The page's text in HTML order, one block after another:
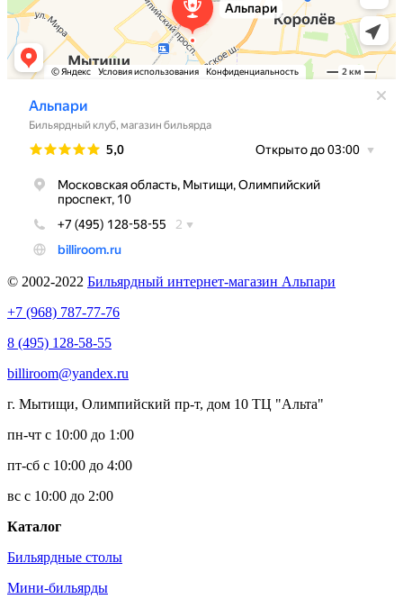
© 2002-2022 Бильярдный интернет-магазин Альпари
+7 (968) 787-77-76
8 (495) 128-58-55
billiroom@yandex.ru
г. Мытищи, Олимпийский пр-т, дом 10 ТЦ "Альта"
пн-чт с 10:00 до 1:00
пт-сб с 10:00 до 4:00
вс с 10:00 до 2:00
Каталог
Бильярдные столы
Мини-бильярды